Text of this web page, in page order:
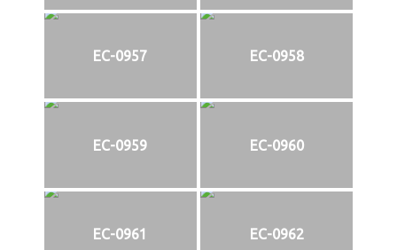
EC-0957 EC-0958
EC-0959 EC-0960
EC-0961 EC-0962